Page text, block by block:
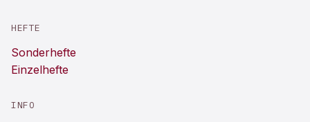
HEFTE
Sonderhefte
Einzelhefte
INFO